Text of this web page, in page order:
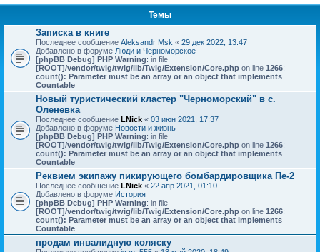
Темы
Записка в книге
Последнее сообщение Aleksandr Msk « 29 дек 2022, 13:47
Добавлено в форуме Люди и Черноморское
[phpBB Debug] PHP Warning: in file
[ROOT]/vendor/twig/twig/lib/Twig/Extension/Core.php on line 1266:
count(): Parameter must be an array or an object that implements
Countable
Новый туристический кластер "Черноморский" в с.
Оленевка
Последнее сообщение LNick « 03 июн 2021, 17:37
Добавлено в форуме Новости и жизнь
[phpBB Debug] PHP Warning: in file
[ROOT]/vendor/twig/twig/lib/Twig/Extension/Core.php on line 1266:
count(): Parameter must be an array or an object that implements
Countable
Реквием экипажу пикирующего бомбардировщика Пе-2
Последнее сообщение LNick « 22 апр 2021, 01:10
Добавлено в форуме История
[phpBB Debug] PHP Warning: in file
[ROOT]/vendor/twig/twig/lib/Twig/Extension/Core.php on line 1266:
count(): Parameter must be an array or an object that implements
Countable
продам инвалидную коляску